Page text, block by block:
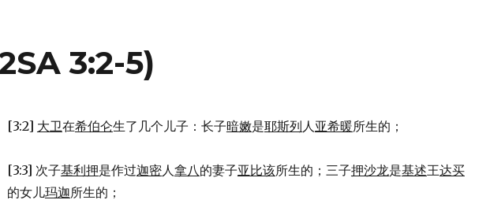
3:2-5)
[3:2] 大卫在希伯仑生了几个儿子：长子暗嫩是耶斯列人亚希暖所生的；
[3:3] 次子基利押是作过迦密人拿八的妻子亚比该所生的；三子押沙龙是基述王达买
的女儿玛迦所生的；